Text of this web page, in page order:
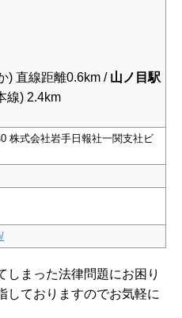
) 直線距離0.6km / 山ノ目駅
線) 2.4km
株式会社岩手日報社一関支社ビ
しまった法律問題にお困り
しておりますのでお気軽に